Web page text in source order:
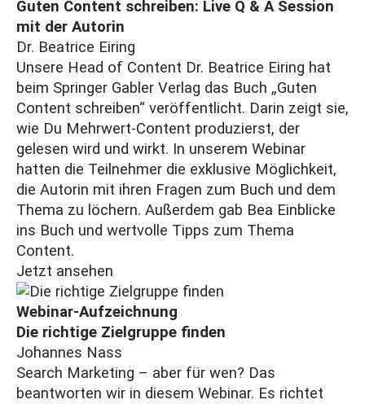
Guten Content schreiben: Live Q & A Session
mit der Autorin
Dr. Beatrice Eiring
Unsere Head of Content Dr. Beatrice Eiring hat
beim Springer Gabler Verlag das Buch „Guten
Content schreiben“ veröffentlicht. Darin zeigt sie,
wie Du Mehrwert-Content produzierst, der
gelesen wird und wirkt. In unserem Webinar
hatten die Teilnehmer die exklusive Möglichkeit,
die Autorin mit ihren Fragen zum Buch und dem
Thema zu löchern. Außerdem gab Bea Einblicke
ins Buch und wertvolle Tipps zum Thema
Content.
Jetzt ansehen
Webinar-Aufzeichnung
Die richtige Zielgruppe finden
Johannes Nass
Search Marketing – aber für wen? Das
beantworten wir in diesem Webinar. Es richtet